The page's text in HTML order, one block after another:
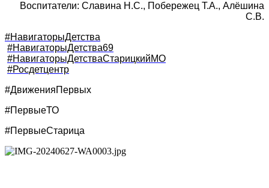
Воспитатели: Славина Н.С., Побережец Т.А., Алёшина
С.В.
#НавигаторыДетства
#НавигаторыДетства69
#НавигаторыДетстваСтарицкийМО
#Росдетцентр
#ДвиженияПервых
#ПервыеТО
#ПервыеСтарица